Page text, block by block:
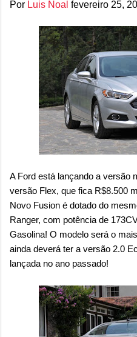
Por Luis Noal fevereiro 25,
A Ford está lançando a versão
versão Flex, que fica R$8.500
Novo Fusion é dotado do
Ranger, com potência de
Gasolina! O modelo será o
ainda deverá ter a versão 2.0
lançada no ano passado!